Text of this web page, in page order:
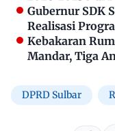
Gubernur SDK
Realisasi
Kebakaran
Mandar, Tiga
DPRD Sulbar